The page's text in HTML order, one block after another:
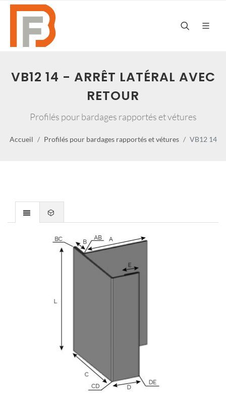
VB12 14 - ARRÊT LATÉRAL AVEC
RETOUR
Profilés pour bardages rapportés et vétures
Accueil Profilés pour bardages rapportés et vétures VB12 14